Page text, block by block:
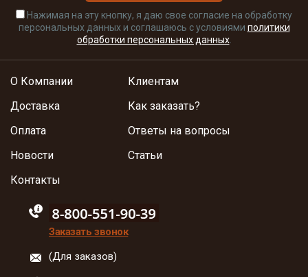
Нажимая на эту кнопку, я даю свое согласие на обработку
персональных данных и соглашаюсь с условиями политики
обработки персональных данных.
О Компании
Доставка
Оплата
Новости
Клиентам
Как заказать?
Ответы на вопросы
Статьи
Контакты
88005555550
Заказать звонок
(Для заказов)